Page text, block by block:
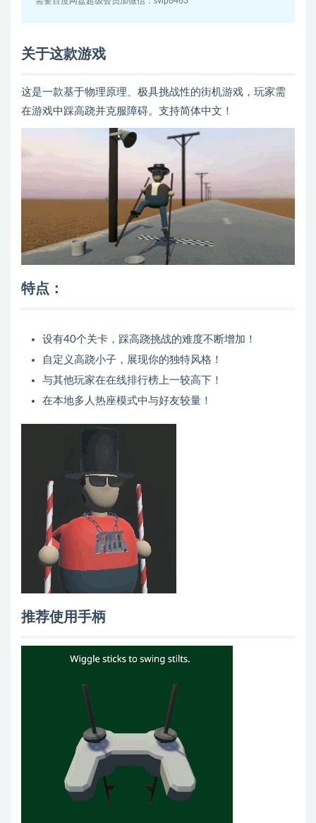
关于这款游戏
这是一款基于物理原理、极具挑战性的街机游戏，玩家需
在游戏中踩高跷并克服障碍。支持简体中文！
特点：
设有40个关卡，踩高跷挑战的难度不断增加！
自定义高跷小子，展现你的独特风格！
与其他玩家在在线排行榜上一较高下！
在本地多人热座模式中与好友较量！
推荐使用手柄